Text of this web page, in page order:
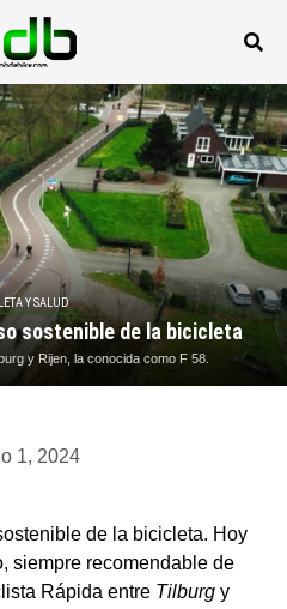
Y SALUD
sostenible de la bicicleta
y Rijen, la conocida como F 58.
1, 2024
de la bicicleta. Hoy
siempre recomendable de
Rápida entre Tilburg y